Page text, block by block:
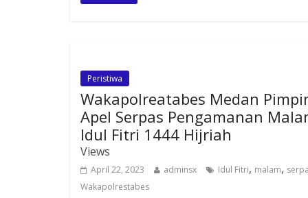
Peristiwa
Wakapolreatabes Medan
Apel Serpas Pengamanan
Idul Fitri 1444 Hijriah
Views
April 22, 2023 adminsx Idul Fitri, malam,
Wakapolrestabes